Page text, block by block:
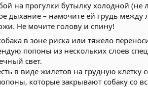
на прогулки бутылку холодной
дыхание – намочите ей грудь
Не мочите голову и спину!
в зоне риска или тяжело
попоны из нескольких слоев
свет.
в виде жилетов на грудную
которые закрывают собаку со